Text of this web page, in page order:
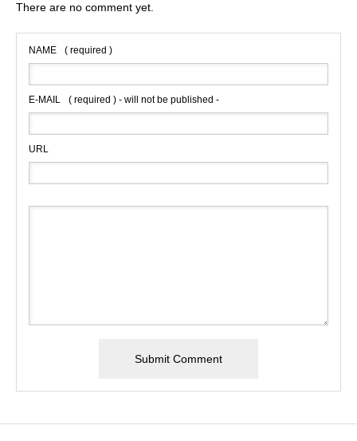
There are no comment yet.
NAME ( required )
E-MAIL ( required ) - will not be published -
URL